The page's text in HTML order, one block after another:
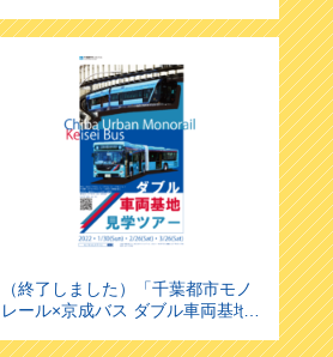
（終了しました）「千葉都市モノ
レール×京成バス ダブル車両基地